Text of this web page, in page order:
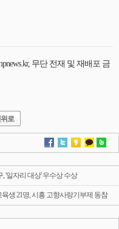
무단 전재 및 재배포 금
로
'일자리 대상' 우수상 수상
생 21명, 시흥 고향사랑기부제 동참